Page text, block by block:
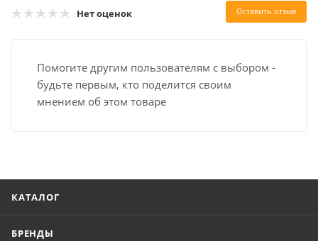
Нет оценок Оставить отзыв
Помогите другим пользователям с выбором -
будьте первым, кто поделится своим
мнением об этом товаре
КАТАЛОГ
БРЕНДЫ